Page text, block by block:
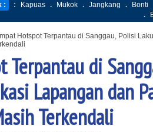
: : Kapuas . Mukok . Jangkang .
Bonti
.
Hotspot Terpantau di Sanggau, Polisi
Terpantau di
Lapangan dan
Terkendali